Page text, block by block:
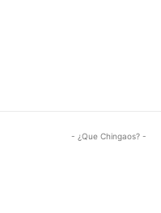
- ¿Que Chingaos? -